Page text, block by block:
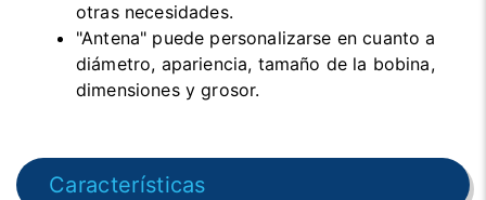
otras necesidades.
"Antena" puede personalizarse en cuanto a
diámetro, apariencia, tamaño de la bobina,
dimensiones y grosor.
Características